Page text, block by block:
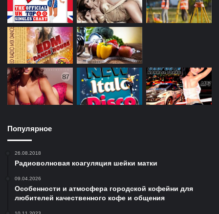
Популярное
26.08.2018
Радиоволновая коагуляция шейки матки
09.04.2026
Особенности и атмосфера городской кофейни для
любителей качественного кофе и общения